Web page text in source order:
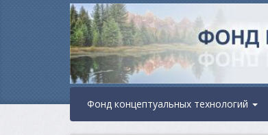
Фонд концептуальных технологий